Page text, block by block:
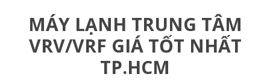
MÁY LẠNH TRUNG TÂM
VRV/VRF GIÁ TỐT NHẤT
TP.HCM